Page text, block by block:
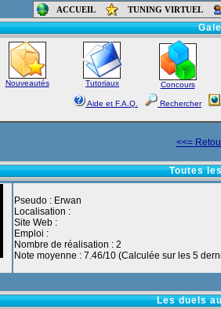
ACCUEIL TUNING VIRTUEL
Accueil-
Nouveautés Tutoriaux Concours
Aide et F.A.Q. Rechercher
<<=
Toutes
Pseudo : Erwan
Localisation :
Site Web :
Emploi :
Nombre de réalisation : 2
Note moyenne : 7.46/10 (Calculée sur les 5
Les duels